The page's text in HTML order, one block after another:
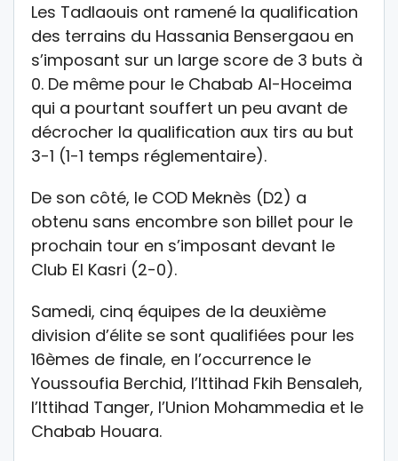
Les Tadlaouis ont ramené la qualification
des terrains du Hassania Bensergaou en
s’imposant sur un large score de 3 buts à
0. De même pour le Chabab Al-Hoceima
qui a pourtant souffert un peu avant de
décrocher la qualification aux tirs au but
3-1 (1-1 temps réglementaire).
De son côté, le COD Meknès (D2) a
obtenu sans encombre son billet pour le
prochain tour en s’imposant devant le
Club El Kasri (2-0).
Samedi, cinq équipes de la deuxième
division d’élite se sont qualifiées pour les
16èmes de finale, en l’occurrence le
Youssoufia Berchid, l’Ittihad Fkih Bensaleh,
l’Ittihad Tanger, l’Union Mohammedia et le
Chabab Houara.